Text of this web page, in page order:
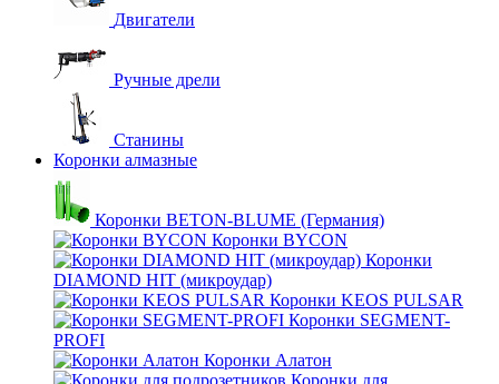
Двигатели
Ручные дрели
Станины
Коронки алмазные
Коронки BETON-BLUME (Германия)
Коронки BYCON
Коронки
DIAMOND HIT (микроудар)
Коронки KEOS PULSAR
Коронки SEGMENT-
PROFI
Коронки Алатон
Коронки для